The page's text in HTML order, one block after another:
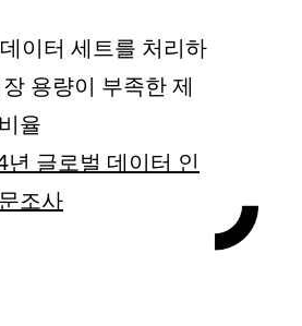
이터 세트를 처리하
용량이 부족한 제
율
년 글로벌 데이터 인
조사